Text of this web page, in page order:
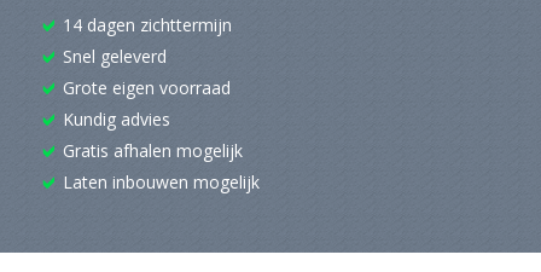
14 dagen zichttermijn
Snel geleverd
Grote eigen voorraad
Kundig advies
Gratis afhalen mogelijk
Laten inbouwen mogelijk